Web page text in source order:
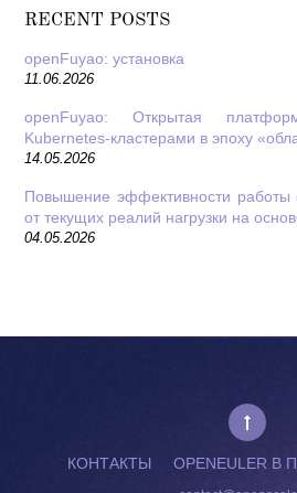
RECENT POSTS
openFuyao: установка
11.06.2026
openFuyao: Открытая
Kubernetes-кластерами в эпоху
14.05.2026
Повышение эффективности работы
от текущих реалий нагрузки на
04.05.2026
КОНТАКТЫ OPENEULER В